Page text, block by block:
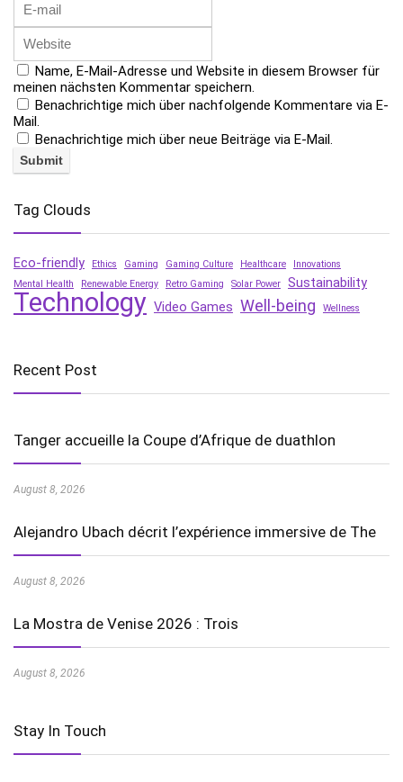
Name, E-Mail-Adresse und Website in diesem Browser für
meinen nächsten Kommentar speichern.
Benachrichtige mich über nachfolgende Kommentare via E-
Mail.
Benachrichtige mich über neue Beiträge via E-Mail.
Tag Clouds
Eco-friendly Ethics Gaming Gaming Culture Healthcare
Innovations
Mental Health
Renewable Energy Retro Gaming Solar Power Sustainability
Technology Video Games Well-being Wellness
Recent Post
Tanger accueille la Coupe d’Afrique de duathlon
August 8, 2026
Alejandro Ubach décrit l’expérience immersive de The
August 8, 2026
La Mostra de Venise 2026 : Trois
August 8, 2026
Stay In Touch